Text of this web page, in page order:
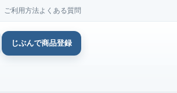
ご利用方法よくある質問
じぶんで商品登録